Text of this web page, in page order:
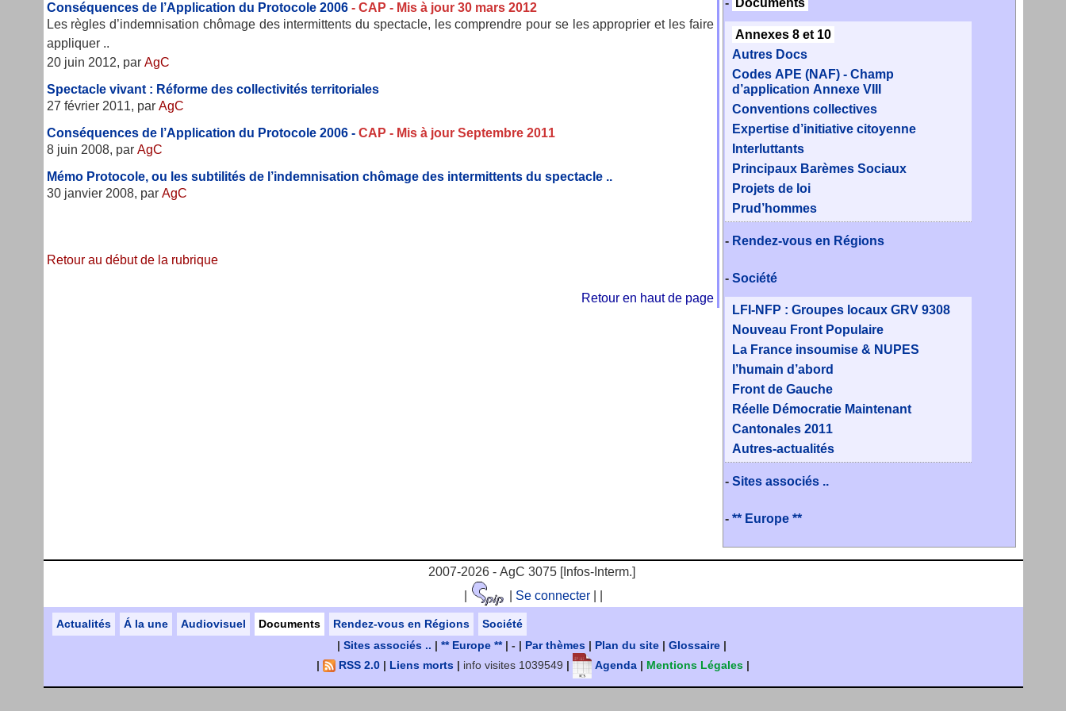
Conséquences de l’Application du Protocole 2006 - CAP - Mis à jour 30 mars 2012
Les règles d’indemnisation chômage des intermittents du spectacle, les comprendre pour se les approprier et les faire
appliquer ..
20 juin 2012, par AgC
Spectacle vivant : Réforme des collectivités territoriales
27 février 2011, par AgC
Conséquences de l’Application du Protocole 2006 - CAP - Mis à jour Septembre 2011
8 juin 2008, par AgC
Mémo Protocole, ou les subtilités de l’indemnisation chômage des intermittents du spectacle ..
30 janvier 2008, par AgC
Retour au début de la rubrique
Retour en haut de page
- Documents
Annexes 8 et 10
Autres Docs
Codes APE (NAF) - Champ
d’application Annexe VIII
Conventions collectives
Expertise d’initiative citoyenne
Interluttants
Principaux Barèmes Sociaux
Projets de loi
Prud’hommes
- Rendez-vous en Régions
- Société
LFI-NFP : Groupes locaux GRV 9308
Nouveau Front Populaire
La France insoumise & NUPES
l’humain d’abord
Front de Gauche
Réelle Démocratie Maintenant
Cantonales 2011
Autres-actualités
- Sites associés ..
- ** Europe **
2007-2026 - AgC 3075 [Infos-Interm.]
Se connecter|
Actualités Á la une Audiovisuel Documents Rendez-vous en Régions
Société
| Sites associés .. | ** Europe ** | - | Par thèmes | Plan du site| Glossaire|
|
RSS 2.0 | Liens morts | info visites 1039549 | Agenda | Mentions Légales |